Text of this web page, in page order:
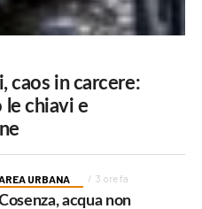
caos in carcere:
chiavi e
URBANA 3 ore fa
acqua non